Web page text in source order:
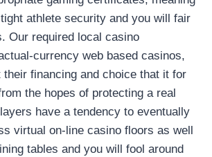
athlete security and you will fair
Our required local casino
currency web based casinos,
their financing and choice that it for
the hopes of protecting a real
have a tendency to eventually
virtual on-line casino floors as well
tables and you will fool around